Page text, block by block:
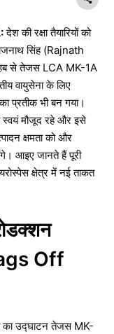
देश की रक्षा तैयारियों को
सिंह (Rajnath
से तेजस LCA MK-1A
वायुसेना के लिए
प्रतीक भी बन गया।
स्वयं मौजूद रहे और इसे
क्षमता को और
आइए जानते हैं पूरी
क्षेत्र में नई ताकत
Off
का उद्घाटन तेजस MK-